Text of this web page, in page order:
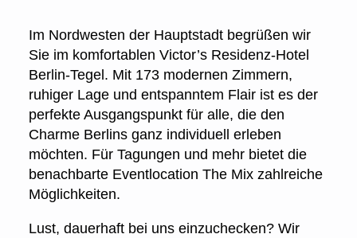
Im Nordwesten der Hauptstadt begrüßen wir
Sie im komfortablen Victor’s Residenz-Hotel
Berlin-Tegel. Mit 173 modernen Zimmern,
ruhiger Lage und entspanntem Flair ist es der
perfekte Ausgangspunkt für alle, die den
Charme Berlins ganz individuell erleben
möchten. Für Tagungen und mehr bietet die
benachbarte Eventlocation The Mix zahlreiche
Möglichkeiten.
Lust, dauerhaft bei uns einzuchecken? Wir